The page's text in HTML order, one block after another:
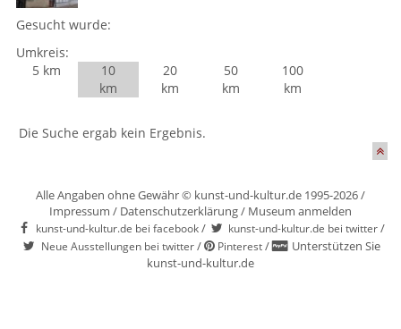
Gesucht wurde:
Umkreis:
5 km
10
km
20
km
50
km
100
km
Die Suche ergab kein Ergebnis.
Alle Angaben ohne Gewähr © kunst-und-kultur.de 1995-2026 /
Impressum / Datenschutzerklärung/ Museum anmelden
kunst-und-kultur.de bei facebook/ kunst-und-kultur.de bei twitter/
Neue Ausstellungen bei twitter/ Pinterest/
Unterstützen Sie
kunst-und-kultur.de